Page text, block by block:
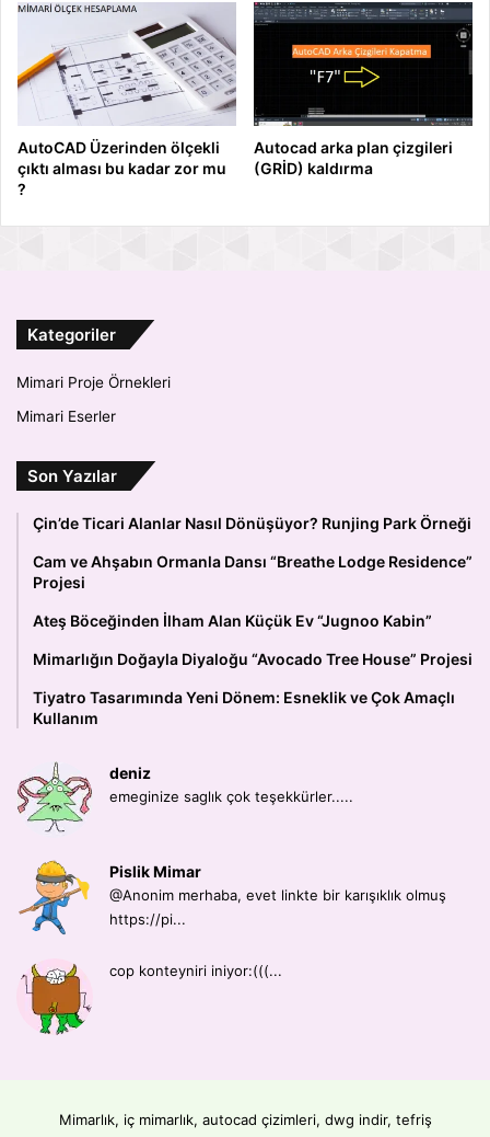
AutoCAD Üzerinden ölçekli
çıktı alması bu kadar zor mu
?
Autocad arka plan çizgileri
(GRİD) kaldırma
Kategoriler
Mimari Proje Örnekleri
Mimari Eserler
Son Yazılar
Çin’de Ticari Alanlar Nasıl Dönüşüyor? Runjing Park Örneği
Cam ve Ahşabın Ormanla Dansı “Breathe Lodge Residence”
Projesi
Ateş Böceğinden İlham Alan Küçük Ev “Jugnoo Kabin”
Mimarlığın Doğayla Diyaloğu “Avocado Tree House” Projesi
Tiyatro Tasarımında Yeni Dönem: Esneklik ve Çok Amaçlı
Kullanım
deniz
emeginize saglık çok teşekkürler.....
Pislik Mimar
@Anonim merhaba, evet linkte bir karışıklık olmuş
https://pi...
cop konteyniri iniyor:(((...
Mimarlık, iç mimarlık, autocad çizimleri, dwg indir, tefriş